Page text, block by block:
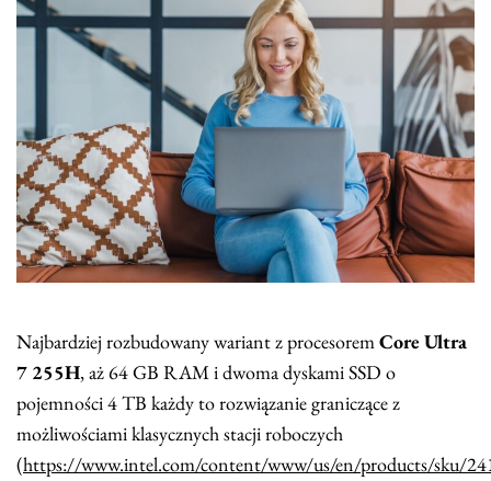
Najbardziej rozbudowany wariant z procesoremCore Ultra
7 255H, aż 64 GB RAM i dwoma dyskami SSD o
pojemności 4 TB każdy to rozwiązanie graniczące z
możliwościami klasycznych stacji roboczych
(https://www.intel.com/content/www/us/en/products/sku/